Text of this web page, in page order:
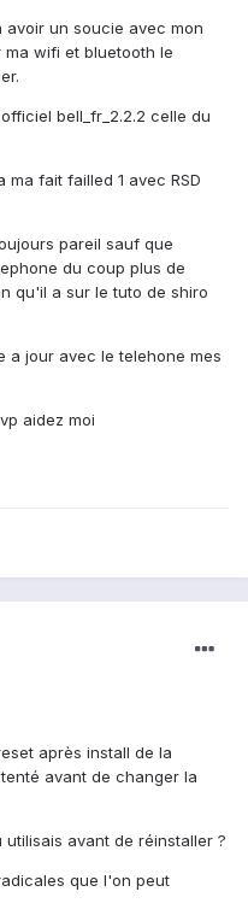
avoir un soucie avec mon
wifi et bluetooth le
bell_fr_2.2.2 celle du
fait failled 1 avec RSD
pareil sauf que
du coup plus de
qu'il a sur le tuto de shiro
a jour avec le telehone mes
aidez moi
après install de la
avant de changer la
avant de réinstaller ?
que l'on peut